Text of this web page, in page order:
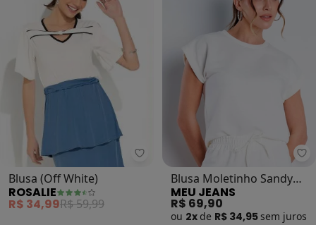
Rosalie - Blusa (Off White)
Blusa (Off White)
ROSALIE
R$ 34,99R$ 59,99
Blusa Moletinho Sandy
(Off White)
MEU JEANS
R$ 69,90
ou 2x de R$ 34,95 sem juros